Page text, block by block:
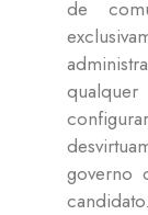
de
governo
candidato.